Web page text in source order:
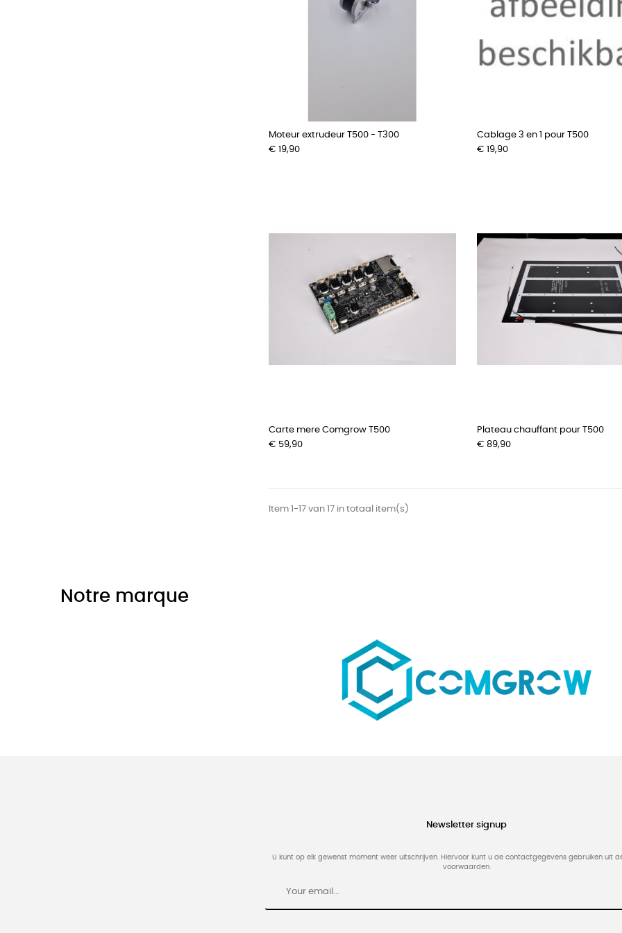
Moteur extrudeur T500 - T300
Prijs
€ 19,90
Cablage 3 en 1 pour T500
Prijs
€ 19,90
Carte mere Comgrow T500
Prijs
€ 59,90
Plateau chauffant pour T500
Prijs
€ 89,90
Item 1-17 van 17 in totaal item(s)
Notre marque
Newsletter signup
U kunt op elk gewenst moment weer uitschrijven. Hiervoor kunt u de contactgegevens gebruiken uit
voorwaarden.